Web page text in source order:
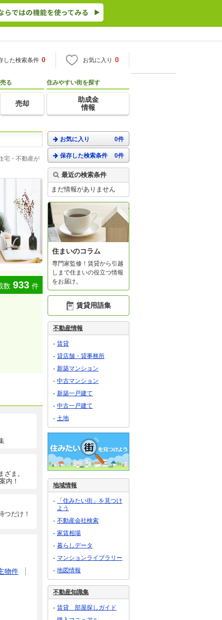
した検索条件 0 お気に入り 0
売る
売却
住みやすい街を探す
助成金
情報
宅・不動産が
数 933 件
ま。
内！
つだけ！
物件
お気に入り 0件
保存した検索条件 0件
最近の検索条件
まだ情報がありません
住まいのコラム
専門家監修！賃貸から引越
しまで住まいの役立つ情報
をお届け。
賃貸用語集
不動産情報
賃貸
貸店舗・貸事務所
新築マンション
中古マンション
新築一戸建て
中古一戸建て
土地
地域情報
「住みたい街」を見つけ
よう
不動産会社検索
家賃相場
暮らしデータ
マンションライブラリー
地図情報
不動産知識集
賃貸 部屋探しガイド